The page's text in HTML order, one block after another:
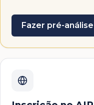
Fazer pré-análise